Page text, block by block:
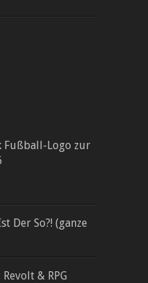
Fußball-Logo zur
Der So?! (ganze
& RPG